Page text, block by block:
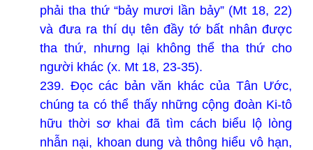
phải tha thứ “bảy mươi lần bảy” (Mt 18, 22)
và đưa ra thí dụ tên đầy tớ bất nhân được
tha thứ, nhưng lại không thể tha thứ cho
người khác (x. Mt 18, 23-35).
239. Đọc các bản văn khác của Tân Ước,
chúng ta có thể thấy những cộng đoàn Ki-tô
hữu thời sơ khai đã tìm cách biểu lộ lòng
nhẫn nại, khoan dung và thông hiểu vô hạn,